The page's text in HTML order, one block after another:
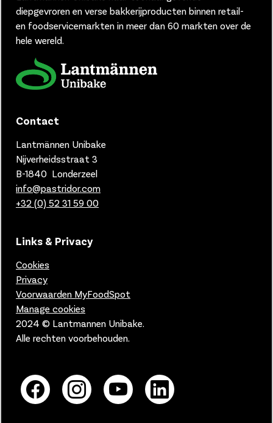
diepgevroren en verse bakkerijproducten binnen retail-
en foodservicemarkten in meer dan 60 markten over de
hele wereld.
Contact
Lantmännen Unibake
Nijverheidsstraat 3
B-1840 Londerzeel
info@pastridor.com
+32 (0) 52 31 59 00
Links & Privacy
Cookies
Privacy
Voorwaarden MyFoodSpot
Manage cookies
2024 © Lantmannen Unibake.
Alle rechten voorbehouden.